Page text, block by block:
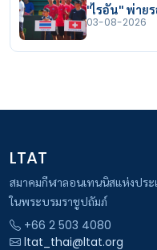
"ไรอัน" พ่าย
03-08-2026
LTAT
สมาคมกีฬาลอนเทนนิสแห่งประ
ในพระบรมราชูปถัมภ์
+66 2 503 4080
ltat_thai@ltat.org